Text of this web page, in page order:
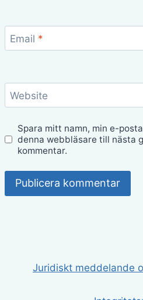
Email *
Website
Spara mitt namn, min e-
denna webbläsare till nästa
kommentar.
Juridiskt meddelande